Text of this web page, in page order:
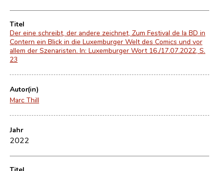
Titel
Der eine schreibt, der andere zeichnet, Zum Festival de la BD in
Contern ein Blick in die Luxemburger Welt des Comics und vor
allem der Szenaristen. In: Luxemburger Wort 16./17.07.2022, S.
23
Autor(in)
Marc Thill
Jahr
2022